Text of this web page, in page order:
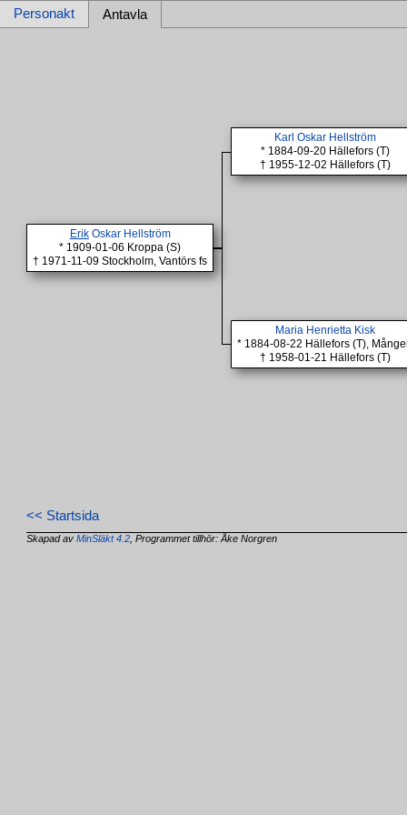
Personakt Antavla
ErikOskar Hellström
* 1909-01-06 Kroppa (S)
† 1971-11-09 Stockholm, Vantörs fs
Karl Oskar Hellström
* 1884-09-20 Hällefors (T)
† 1955-12-02 Hällefors (T)
Maria Henrietta Kisk
* 1884-08-22 Hällefors (T),
† 1958-01-21 Hällefors (T)
<< Startsida
Skapad avMinSläkt 4.2 , Programmet tillhör: Åke Norgren